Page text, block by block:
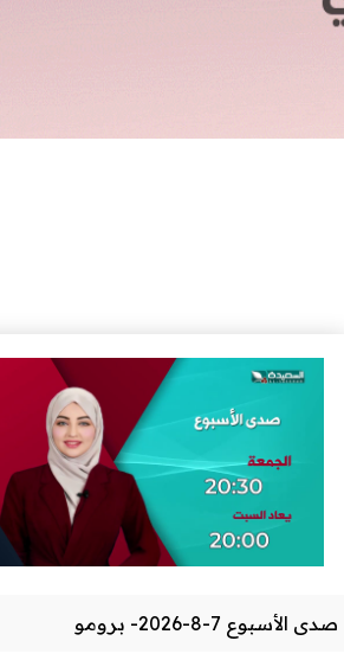
صدى الأسبوع 7-8-2026- برومو